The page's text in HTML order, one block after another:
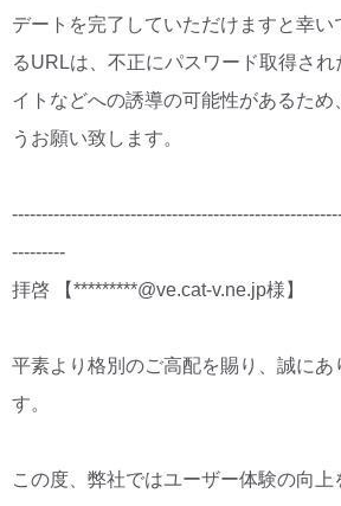
デートを完了していただけますと幸い
るURLは、不正にパスワード取得さ
イトなどへの誘導の可能性があるため
うお願い致します。
---------
拝啓 【*********@ve.cat-v.ne.jp様】
平素より格別のご高配を賜り、誠にあ
す。
この度、弊社ではユーザー体験の向